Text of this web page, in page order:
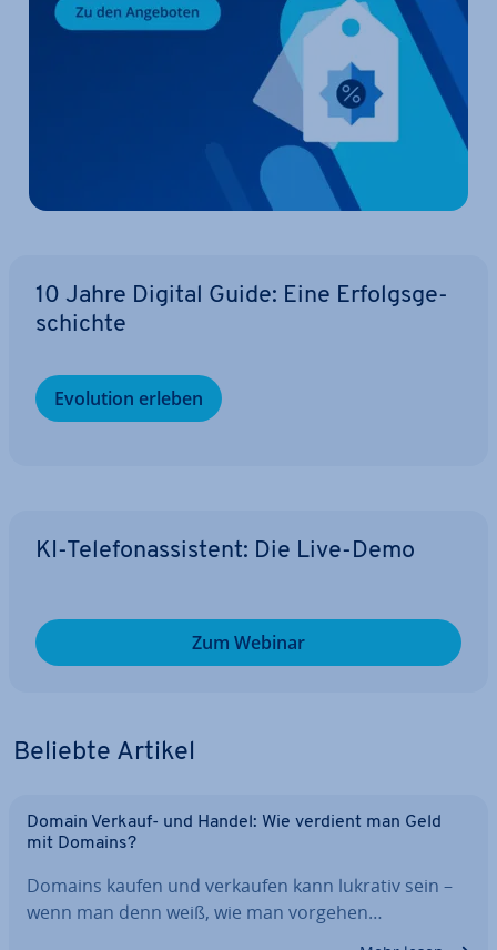
10 Jahre Digital Guide: Eine Er­folgs­ge­
schich­te
Evolution erleben
KI-Te­le­fon­as­sis­tent: Die Live-Demo
Zum Webinar
Beliebte Artikel
Domain Verkauf- und Handel: Wie verdient man Geld
mit Domains?
Domains kaufen und verkaufen kann lukrativ sein –
wenn man denn weiß, wie man vorgehen…